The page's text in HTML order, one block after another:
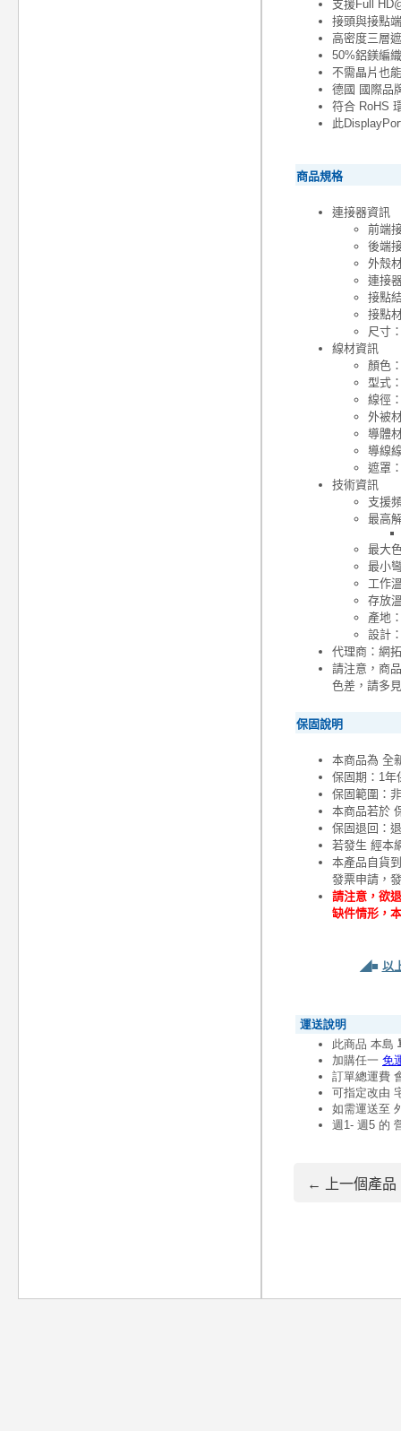
支援Full
接頭與接點
高密度三層
50%鋁鎂編
不需晶片也
德國 國際品
符合 RoHS
此
商品規格
連接器資訊
前端
後端
外殼
連接
接點
接點
尺寸
線材資訊
顏色
型式
線徑
外被
導體
導線
遮罩
技術資訊
支援
最高
最大
最小
工作
存放
產地
設計
代理商：網
請注意，商
色差，請多
保固說明
本商品為 全
保固期：1年
保固範圍：
本商品若於
保固退回：
若發生 經本
本產品自貨
發票申請，
請注意，欲
缺件情形，
◢■ 以
← 上一個產品